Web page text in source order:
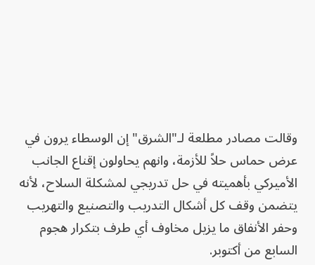
وقالت مصادر مطلعة لـ"الشرق" إن الوسطاء يرون في
عرض حماس حلاً للأزمة، وانهم يحاولون إقناع الجانب
الأميركي بأهميته في حل تدريجي لمشكلة السلاح، لأنه
يتضمن وقف كل أشكال التدريب والتصنيع والتهريب
وحفر الأنفاق ما يزيل مخاوف أي طرف بتكرار هجوم
السابع من أكتوبر.